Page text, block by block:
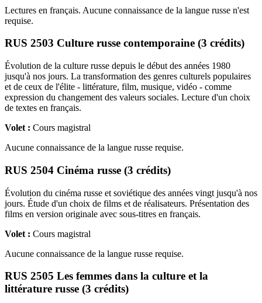
Lectures en français. Aucune connaissance de la langue russe n'est
requise.
RUS 2503 Culture russe contemporaine (3 crédits)
Évolution de la culture russe depuis le début des années 1980
jusqu'à nos jours. La transformation des genres culturels populaires
et de ceux de l'élite - littérature, film, musique, vidéo - comme
expression du changement des valeurs sociales. Lecture d'un choix
de textes en français.
Volet : Cours magistral
Aucune connaissance de la langue russe requise.
RUS 2504 Cinéma russe (3 crédits)
Évolution du cinéma russe et soviétique des années vingt jusqu'à nos
jours. Étude d'un choix de films et de réalisateurs. Présentation des
films en version originale avec sous-titres en français.
Volet : Cours magistral
Aucune connaissance de la langue russe requise.
RUS 2505 Les femmes dans la culture et la
littérature russe (3 crédits)